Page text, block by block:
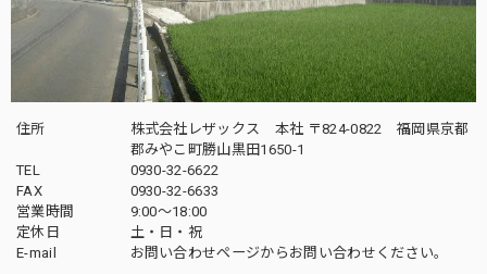
住所
株式会社レザックス 本社 〒824-0822 福岡県京都
郡みやこ町勝山黒田1650-1
TEL
0930-32-6622
FAX
0930-32-6633
営業時間
9:00〜18:00
定休日
土・日・祝
E-mail
お問い合わせページからお問い合わせください。